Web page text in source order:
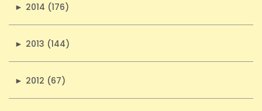
► 2014 (176)
► 2013 (144)
► 2012 (67)